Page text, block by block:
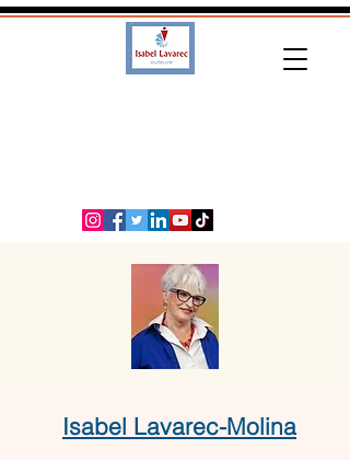
Isabel Lavarec-Molina